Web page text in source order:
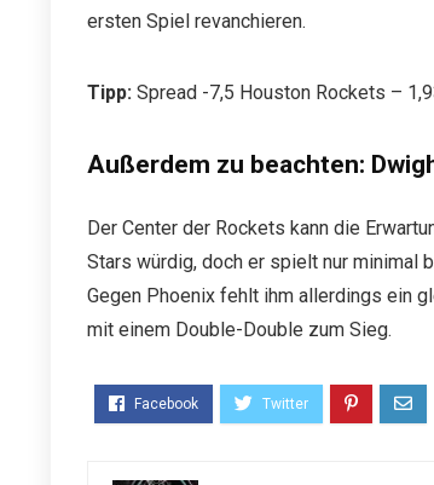
ersten Spiel revanchieren.
Tipp: Spread -7,5 Houston Rockets –
Außerdem zu beachten:
Der Center der Rockets kann die
Stars würdig, doch er spielt nur minimal
Gegen Phoenix fehlt ihm allerdings ein
mit einem Double-Double zum Sieg.